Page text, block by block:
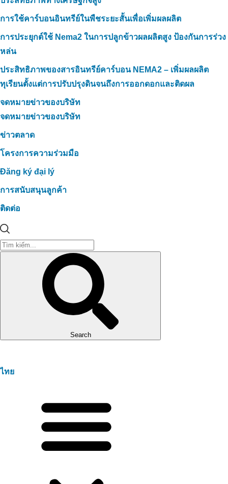
การใช้คาร์บอนอินทรีย์ในพืชระยะสั้นเพื่อเพิ่มผลผลิต
การประยุกต์ใช้ Nema2 ในการปลูกข้าวผลผลิตสูง ป้องกันการร่วง
หล่น
ประสิทธิภาพของสารอินทรีย์คาร์บอน NEMA2 – เพิ่มผลผลิต
ทุเรียนตั้งแต่การปรับปรุงดินจนถึงการออกดอกและติดผล
จดหมายข่าวของบริษัท
จดหมายข่าวของบริษัท
ข่าวตลาด
โครงการความร่วมมือ
Đăng ký đại lý
การสนับสนุนลูกค้า
ติดต่อ
Search
ไทย